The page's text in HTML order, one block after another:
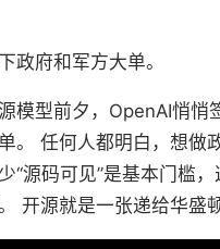
政府和军方大单。
模型前夕，OpenAI悄悄
。 任何人都明白，想做
“源码可见”是基本门槛，
开源就是一张递给华盛